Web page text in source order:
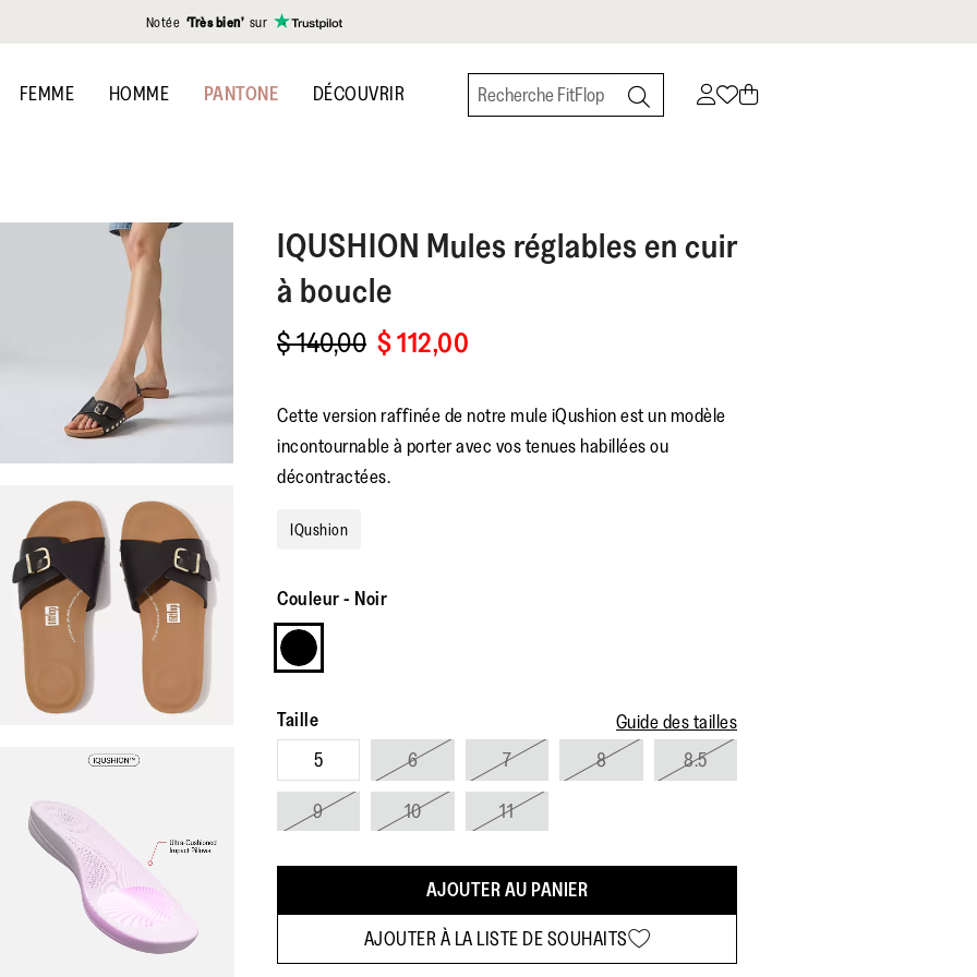
Notée ‘Très bien’ sur
FEMME HOMME PANTONE DÉCOUVRIR
IQUSHION Mules réglables en cuir
à boucle
$ 140,00 $ 112,00
Cette version raffinée de notre mule iQushion est un modèle
incontournable à porter avec vos tenues habillées ou
décontractées.
IQushion
Couleur- Noir
Taille
Guide des tailles
5
6 7 8 8.5
9 10 11
AJOUTER AU PANIER
AJOUTER À LA LISTE DE SOUHAITS